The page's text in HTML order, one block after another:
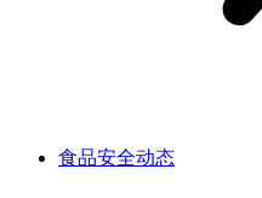
食品安全动态